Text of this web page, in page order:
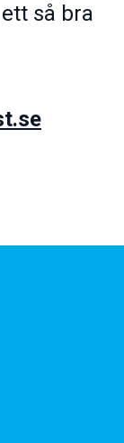
så bra